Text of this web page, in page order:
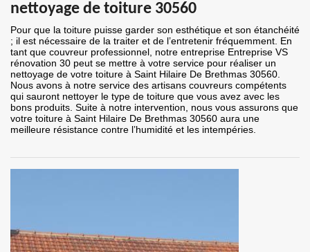
nettoyage de toiture 30560
Pour que la toiture puisse garder son esthétique et son étanchéité
; il est nécessaire de la traiter et de l’entretenir fréquemment. En
tant que couvreur professionnel, notre entreprise Entreprise VS
rénovation 30 peut se mettre à votre service pour réaliser un
nettoyage de votre toiture à Saint Hilaire De Brethmas 30560.
Nous avons à notre service des artisans couvreurs compétents
qui sauront nettoyer le type de toiture que vous avez avec les
bons produits. Suite à notre intervention, nous vous assurons que
votre toiture à Saint Hilaire De Brethmas 30560 aura une
meilleure résistance contre l’humidité et les intempéries.